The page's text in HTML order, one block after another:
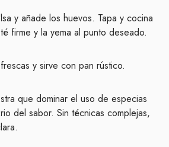
y añade los huevos. Tapa y cocina
firme y la yema al punto deseado.
y sirve con pan rústico.
que dominar el uso de especias
del sabor. Sin técnicas complejas,